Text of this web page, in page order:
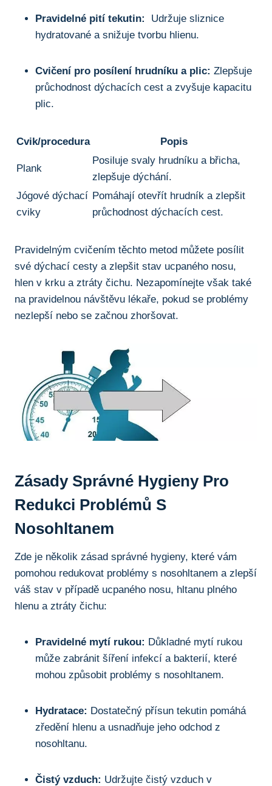
Pravidelné⁣ pití tekutin:
​ Udržuje ⁤sliznice​
hydratované a snižuje tvorbu hlienu.
Cvičení pro posílení hrudníku a plic: Zlepšuje
průchodnost dýchacích cest a zvyšuje kapacitu
plic.
Cvik/procedura Popis
Plank
Posiluje svaly hrudníku a břicha,
zlepšuje dýchání.
Jógové dýchací
cviky
Pomáhají otevřít hrudník a ⁢zlepšit
průchodnost ⁤dýchacích cest.
Pravidelným cvičením těchto metod můžete posílit
své⁤ dýchací cesty ⁢a zlepšit stav‍ ucpaného nosu,
hlen v krku a ⁤ztráty čichu. Nezapomínejte však také
na pravidelnou ‌návštěvu ‍lékaře, pokud se⁢ problémy
nezlepší⁢ nebo ⁢se začnou ⁢zhoršovat.
Zásady Správné Hygieny Pro
Redukci ​problémů S
Nosohltanem
Zde je několik zásad‌ správné hygieny,⁢ které vám
pomohou ‌redukovat problémy s nosohltanem a zlepší
váš stav v případě ucpaného nosu,⁣ hltanu plného
hlenu a ztráty čichu:
Pravidelné mytí rukou: Důkladné‌ mytí rukou
⁤může ‍zabránit šíření infekcí a bakterií, které
mohou⁣ způsobit problémy s nosohltanem.
Hydratace: Dostatečný přísun tekutin ​pomáhá
‌zředění hlenu a usnadňuje jeho​ odchod z
nosohltanu.
Čistý⁤ vzduch: Udržujte čistý⁣ vzduch v